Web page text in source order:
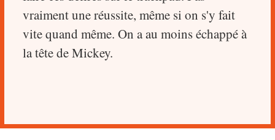
vraiment une réussite, même si on s'y fait
vite quand même. On a au moins échappé à
la tête de Mickey.